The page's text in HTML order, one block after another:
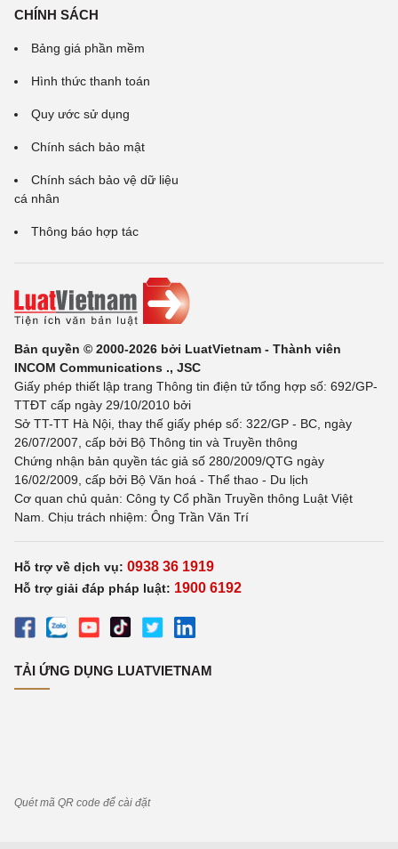
CHÍNH SÁCH
Bảng giá phần mềm
Hình thức thanh toán
Quy ước sử dụng
Chính sách bảo mật
Chính sách bảo vệ dữ liệu
cá nhân
Thông báo hợp tác
Bản quyền © 2000-2026 bởi LuatVietnam - Thành viên
INCOM Communications ., JSC
Giấy phép thiết lập trang Thông tin điện tử tổng hợp số: 692/GP-
TTĐT cấp ngày 29/10/2010 bởi
Sở TT-TT Hà Nội, thay thế giấy phép số: 322/GP - BC, ngày
26/07/2007, cấp bởi Bộ Thông tin và Truyền thông
Chứng nhận bản quyền tác giả số 280/2009/QTG ngày
16/02/2009, cấp bởi Bộ Văn hoá - Thể thao - Du lịch
Cơ quan chủ quản: Công ty Cổ phần Truyền thông Luật Việt
Nam. Chịu trách nhiệm: Ông Trần Văn Trí
Hỗ trợ về dịch vụ: 0938 36 1919
Hỗ trợ giải đáp pháp luật: 1900 6192
TẢI ỨNG DỤNG LUATVIETNAM
Quét mã QR code để cài đặt